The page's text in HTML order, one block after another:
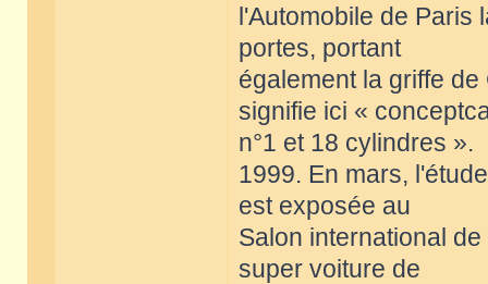
l'Automobile de Paris
portes, portant
également la griffe
signifie ici «
n°1 et 18 cylindres ».
1999. En mars,
est exposée au
Salon international
super voiture de